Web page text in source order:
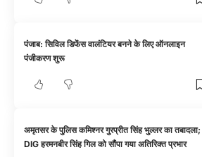
पंजाब: सिविल डिफेंस वालंटियर बनने के लिए ऑनलाइन
पंजीकरण शुरू
अमृतसर के पुलिस कमिश्नर गुरप्रीत सिंह भुल्लर का तबादला;
DIG हरमनबीर सिंह गिल को सौंपा गया अतिरिक्त प्रभार